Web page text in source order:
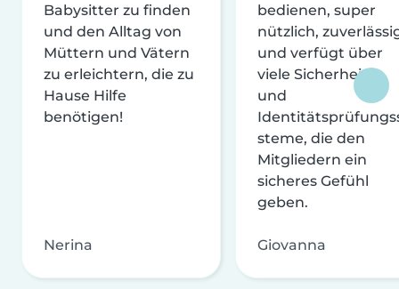
Babysitter zu finden
und den Alltag von
Müttern und Vätern
zu erleichtern, die zu
Hause Hilfe
benötigen!
Nerina
bedienen, super
nützlich,
und verfügt über
viele Sicherheits-
und
steme, die den
Mitgliedern ein
sicheres Gefühl
geben.
Giovanna